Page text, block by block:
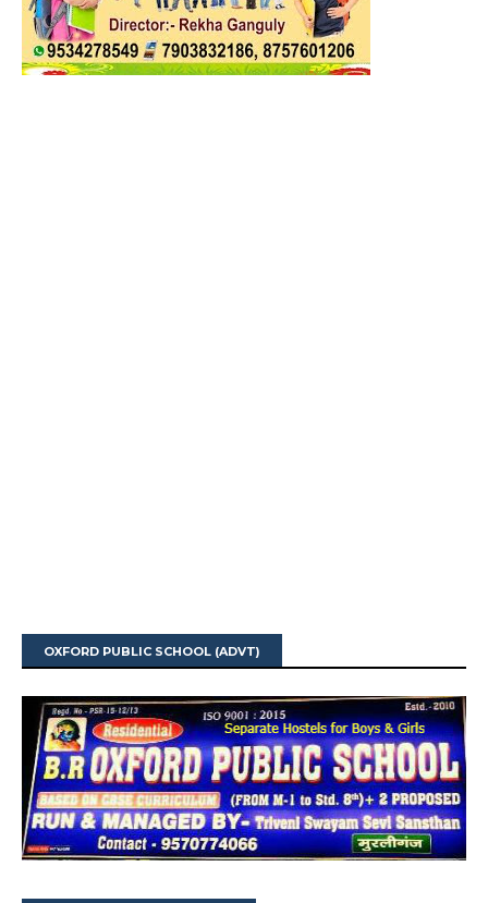
OXFORD PUBLIC SCHOOL (ADVT)